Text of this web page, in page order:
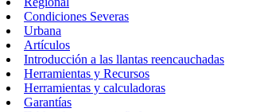
Condiciones Severas
Urbana
Artículos
Introducción a las llantas reencauchadas
Herramientas y Recursos
Herramientas y calculadoras
Garantías